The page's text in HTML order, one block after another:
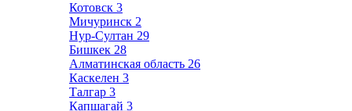
Котовск 3
Мичуринск 2
Нур-Султан 29
Бишкек 28
Алматинская область 26
Каскелен 3
Талгар 3
Капшагай 3